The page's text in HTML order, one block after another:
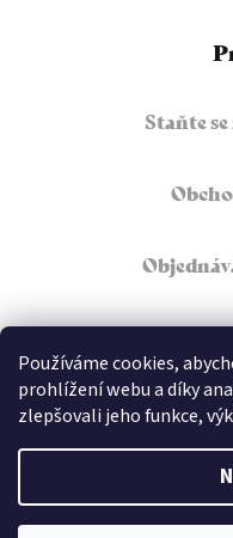
Používáme cookies,
prohlížení webu a díky
zlepšovali jeho funkce,
Staňte
Podmínky